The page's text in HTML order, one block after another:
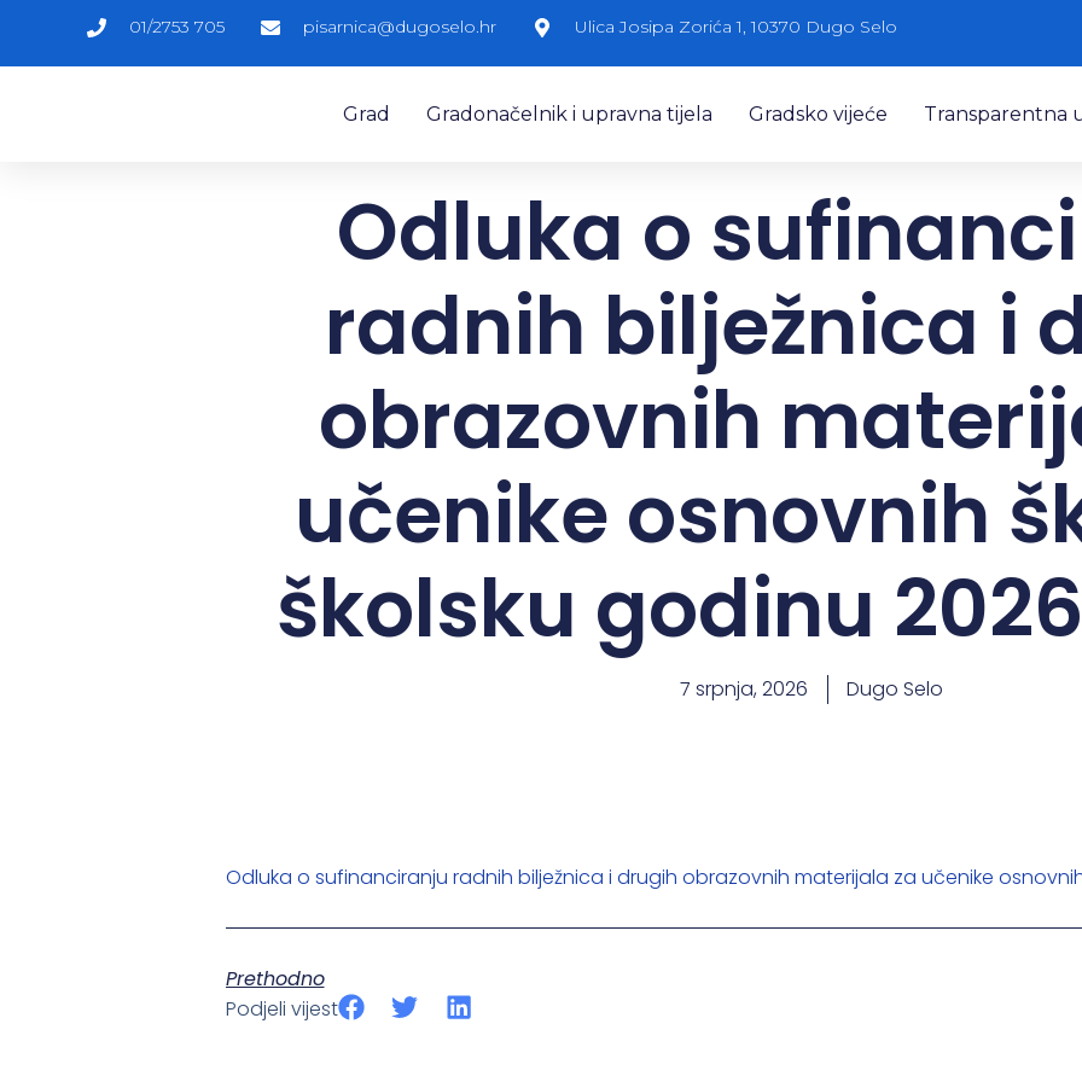
01/2753 705 pisarnica@dugoselo.hr Ulica Josipa Zorića 1, 10370 Dugo Selo
Grad Gradonačelnik i upravna tijela Gradsko vijeće Transparentna
Odluka o
radnih bilježnica i
obrazovnih
učenike osnovnih
školsku godinu
7 srpnja, 2026 Dugo Selo
Odluka o sufinanciranju radnih bilježnica i drugih obrazovnih materijala za učenike
Prethodno
Podjeli vijest